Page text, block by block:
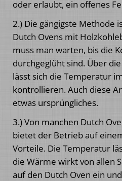
oder erlaubt, ein offenes
2.) Die gängigste Methode
Dutch Ovens mit
muss man warten, bis die
durchgeglüht sind. Über
lässt sich die Temperatur
kontrollieren. Auch diese
etwas ursprüngliches.
3.) Von manchen Dutch
bietet der Betrieb auf
Vorteile. Die Temperatur
die Wärme wirkt von allen
auf den Dutch Oven ein